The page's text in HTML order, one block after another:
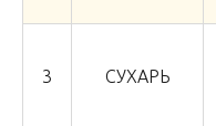
3 СУХАРЬ